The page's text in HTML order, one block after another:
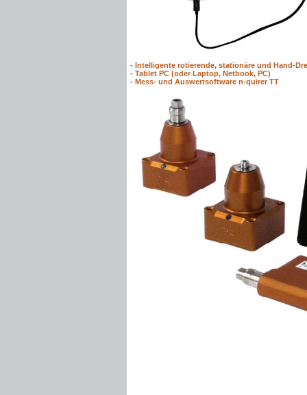
- Intelligente rotierende, stationäre und Hand-
- Tablet PC (oder Laptop, Netbook, PC)
- Mess- und Auswertsoftware n-quirer TT